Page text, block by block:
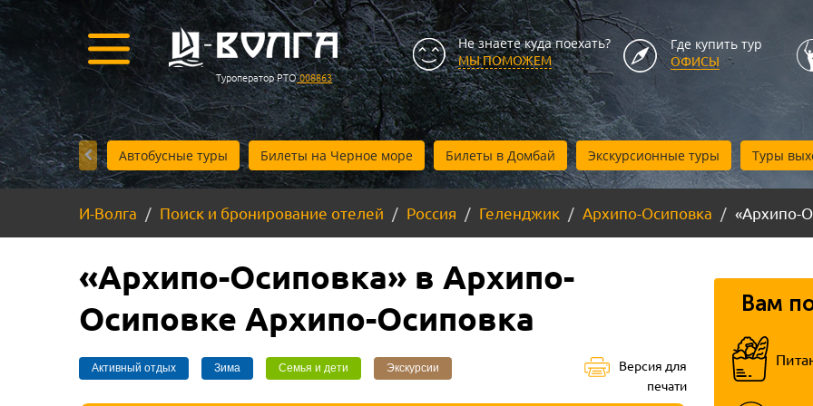
Туроператор РТО008863
Не знаете куда поехать?
МЫ ПОМОЖЕМ
Где купить тур
ОФИСЫ
Автобусные туры Билеты на Черное море Билеты в Домбай Экскурсионные туры Туры
И-Волга Поиск и бронирование отелей Россия Геленджик Архипо-Осиповка «Архипо-
«Архипо-Осиповка» в Архипо-
Осиповке Архипо-Осиповка
Активный отдых Зима Семья и дети Экскурсии
Версия для
печати
Вам